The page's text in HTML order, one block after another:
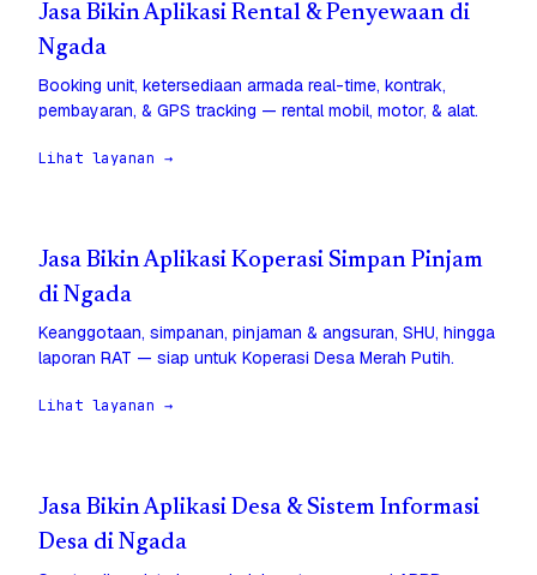
Jasa Bikin Aplikasi Rental & Penyewaan di
Ngada
Booking unit, ketersediaan armada real-time, kontrak,
pembayaran, & GPS tracking — rental mobil, motor, & alat.
Lihat layanan →
Jasa Bikin Aplikasi Koperasi Simpan Pinjam
di Ngada
Keanggotaan, simpanan, pinjaman & angsuran, SHU, hingga
laporan RAT — siap untuk Koperasi Desa Merah Putih.
Lihat layanan →
Jasa Bikin Aplikasi Desa & Sistem Informasi
Desa di Ngada